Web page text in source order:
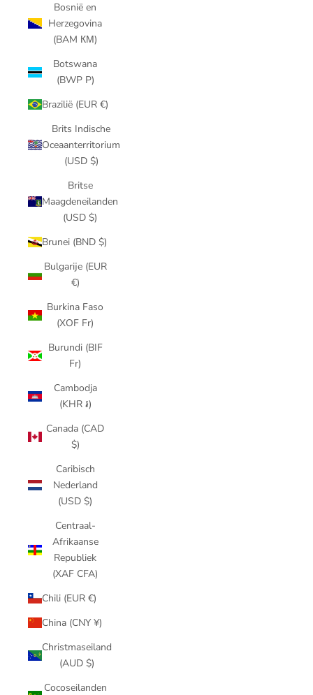
Bosnië en
Herzegovina
(BAM КМ)
Botswana
(BWP P)
Brazilië (EUR €)
Brits Indische
Oceaanterritorium
(USD $)
Britse
Maagdeneilanden
(USD $)
Brunei (BND $)
Bulgarije (EUR
€)
Burkina Faso
(XOF Fr)
Burundi (BIF
Fr)
Cambodja
(KHR ៛)
Canada (CAD
$)
Caribisch
Nederland
(USD $)
Centraal-
Afrikaanse
Republiek
(XAF CFA)
Chili (EUR €)
China (CNY ¥)
Christmaseiland
(AUD $)
Cocoseilanden